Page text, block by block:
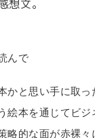
想文。
んで
と思い手に取
絵本を通じてビ
略的な面が赤裸